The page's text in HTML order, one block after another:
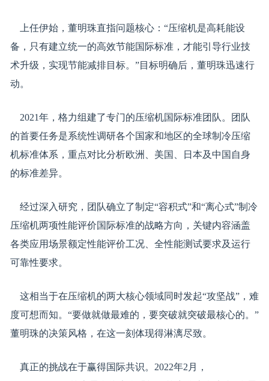
上任伊始，董明珠直指问题核心：“压缩机是高耗能设
备，只有建立统一的高效节能国际标准，才能引导行业技
术升级，实现节能减排目标。”目标明确后，董明珠迅速行
动。
2021年，格力组建了专门的压缩机国际标准团队。团队
的首要任务是系统性调研各个国家和地区的全球制冷压缩
机标准体系，重点对比分析欧洲、美国、日本及中国自身
的标准差异。
经过深入研究，团队确立了制定“容积式”和“离心式”制冷
压缩机两项性能评价国际标准的战略方向，关键内容涵盖
各类应用场景额定性能评价工况、全性能测试要求及运行
可靠性要求。
这相当于在压缩机的两大核心领域同时发起“攻坚战”，难
度可想而知。“要做就做最难的，要突破就突破最核心的。”
董明珠的决策风格，在这一刻体现得淋漓尽致。
真正的挑战在于赢得国际共识。2022年2月，